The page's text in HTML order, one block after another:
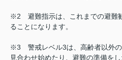
※2 避難指示は、これまでの避難
ることになります。
※3 警戒レベル3は、高齢者以外の
見合わせ始めたり、避難の準備を